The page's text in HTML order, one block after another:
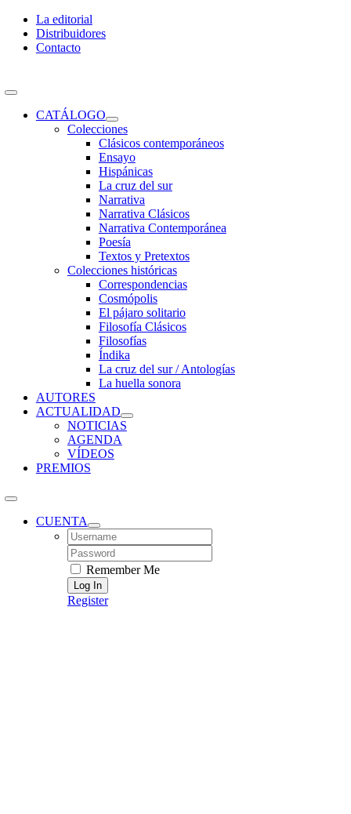
Skip
content
La editorial
Distribuidores
Contacto
Toggle
NavigationCATÁLOGO
Colecciones
Clásicos contemporáneos
Ensayo
Hispánicas
La cruz del sur
Narrativa
Narrativa Clásicos
Narrativa Contemporánea
Poesía
Textos y Pretextos
Colecciones históricas
Correspondencias
Cosmópolis
El pájaro solitario
Filosofía Clásicos
Filosofías
Índika
La cruz del sur / Antologías
La huella sonora
AUTORES
ACTUALIDAD
NOTICIAS
AGENDA
VÍDEOS
PREMIOS
CUENTA
Username:
Password:
Remember Me
Register